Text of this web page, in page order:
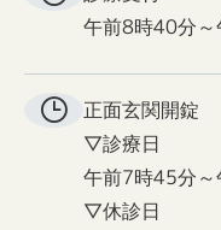
午前8時40分
正面玄関開錠
▽診療日
午前7時45分
▽休診日